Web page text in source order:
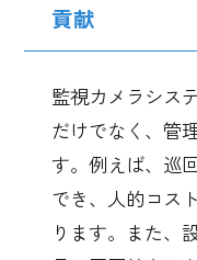
貢献
監視カメラシス
だけでなく、管
す。例えば、巡
でき、人的コス
ります。また、